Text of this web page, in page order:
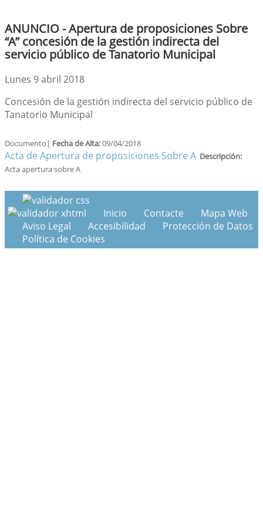
ANUNCIO - Apertura de proposiciones Sobre
“A” concesión de la gestión indirecta del
servicio público de Tanatorio Municipal
Lunes 9 abril 2018
Concesión de la gestión indirecta del servicio público de
Tanatorio Municipal
Documento| Fecha de Alta:09/04/2018
Acta de Apertura de proposiciones Sobre A Descripción:
Acta apertura sobre A
Inicio Contacte
Mapa Web
Aviso Legal
Accesibilidad
Protección de Datos
Política de Cookies